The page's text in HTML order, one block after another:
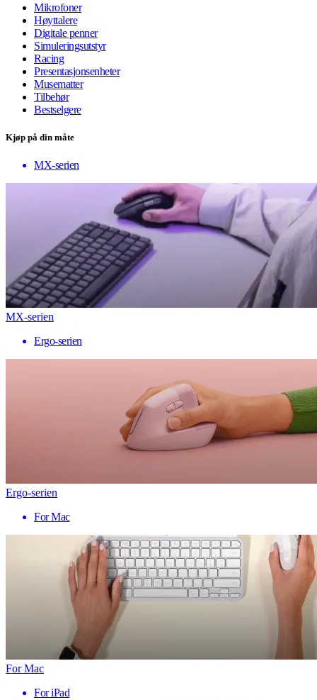
Mikrofoner
Høyttalere
Digitale penner
Simuleringsutstyr
Racing
Presentasjonsenheter
Musematter
Tilbehør
Bestselgere
Kjøp på din måte
MX-serien
MX-serien
Ergo-serien
Ergo-serien
For Mac
For Mac
For iPad